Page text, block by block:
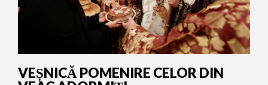
VEȘNICĂ POMENIRE CELOR DIN